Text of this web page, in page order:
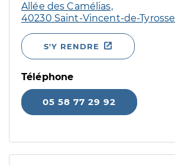
Allée des Camélias,
40230 Saint-Vincent-de-Tyrosse
S'Y RENDRE
Téléphone
05 58 77 29 92